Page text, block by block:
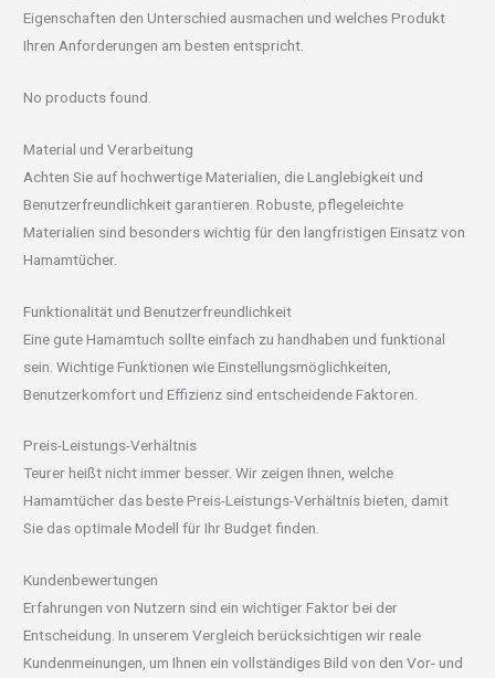
Eigenschaften den Unterschied ausmachen und welches Produkt
Ihren Anforderungen am besten entspricht.
No products found.
Material und Verarbeitung
Achten Sie auf hochwertige Materialien, die Langlebigkeit und
Benutzerfreundlichkeit garantieren. Robuste, pflegeleichte
Materialien sind besonders wichtig für den langfristigen Einsatz von
Hamamtücher.
Funktionalität und Benutzerfreundlichkeit
Eine gute Hamamtuch sollte einfach zu handhaben und funktional
sein. Wichtige Funktionen wie Einstellungsmöglichkeiten,
Benutzerkomfort und Effizienz sind entscheidende Faktoren.
Preis-Leistungs-Verhältnis
Teurer heißt nicht immer besser. Wir zeigen Ihnen, welche
Hamamtücher das beste Preis-Leistungs-Verhältnis bieten, damit
Sie das optimale Modell für Ihr Budget finden.
Kundenbewertungen
Erfahrungen von Nutzern sind ein wichtiger Faktor bei der
Entscheidung. In unserem Vergleich berücksichtigen wir reale
Kundenmeinungen, um Ihnen ein vollständiges Bild von den Vor- und